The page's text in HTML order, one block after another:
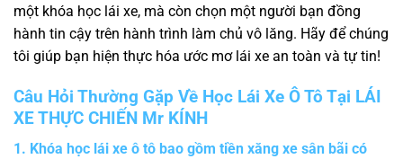
một khóa học lái xe, mà còn chọn một người bạn đồng
hành tin cậy trên hành trình làm chủ vô lăng. Hãy để chúng
tôi giúp bạn hiện thực hóa ước mơ lái xe an toàn và tự tin!
Câu Hỏi Thường Gặp Về Học Lái Xe Ô Tô Tại LÁI
XE THỰC CHIẾN Mr KÍNH
1. Khóa học lái xe ô tô bao gồm tiền xăng xe sân bãi có